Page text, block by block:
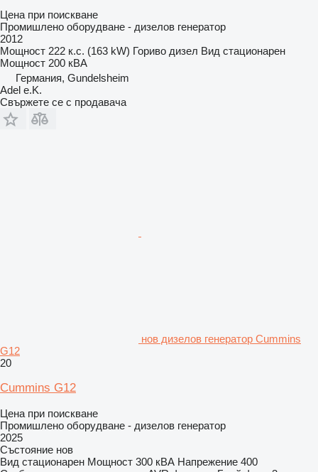
Цена при поискване
Промишлено оборудване - дизелов генератор
2012
Мощност 222 к.с. (163 kW) Гориво дизел Вид стационарен
Мощност 200 кВА
Германия, Gundelsheim
Adel e.K.
Свържете се с продавача
нов дизелов генератор Cummins
G12
20
Cummins G12
Цена при поискване
Промишлено оборудване - дизелов генератор
2025
Състояние нов
Вид стационарен Мощност 300 кВА Напрежение 400